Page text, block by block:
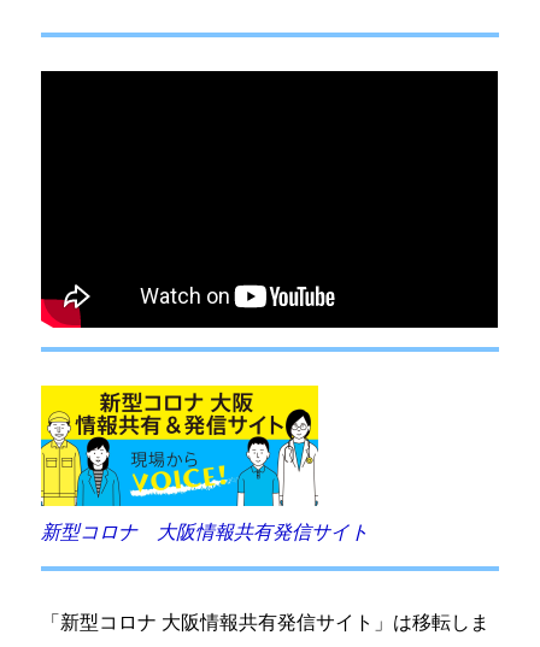
ン
新型コロナ 大阪情報共有発信サイト
「新型コロナ 大阪情報共有発信サイト」は移転しま